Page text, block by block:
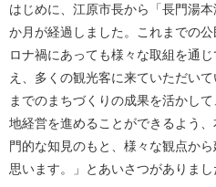
はじめに、江原市長から「長門湯
か月が経過しました。これまでの
ロナ禍にあっても様々な取組を通
え、多くの観光客に来ていただい
までのまちづくりの成果を活かし
地経営を進めることができるよう
門的な知見のもと、様々な観点か
思います。」とあいさつがありまし